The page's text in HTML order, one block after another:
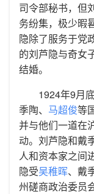
司令部秘书，但
务纷集，极少暇
隐除了服务于党
的刘芦隐与奇女
结婚。
1924年9月
季陶、 马超俊等
并与他们一道在
动。刘芦隐和戴
人和资本家之间
隐受吴稚晖、戴
州磋商政治委员